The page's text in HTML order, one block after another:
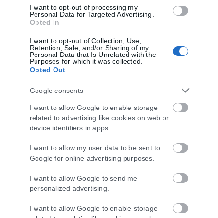
I want to opt-out of processing my
Personal Data for Targeted Advertising.
Opted In
I want to opt-out of Collection, Use,
Retention, Sale, and/or Sharing of my
Personal Data that Is Unrelated with the
Purposes for which it was collected.
Opted Out
Google consents
I want to allow Google to enable storage
related to advertising like cookies on web or
device identifiers in apps.
I want to allow my user data to be sent to
Google for online advertising purposes.
I want to allow Google to send me
personalized advertising.
I want to allow Google to enable storage
Ταυτόχρονα, επέρχεται σημαντική αύξηση των συντελεστών
έκπτωσης του φόρου των φυσικών προσώπων για τη μικρομεσαία
ιδιοκτησία.
Συγκεκριμένα η έκπτωση διαμορφώνεται σε 30% για περιουσία έως
100.000 ευρώ, αντί για περιουσία έως 60.000 ευρώ που ισχύει
σήμερα, και σε 25% για περιουσία πάνω από 100.000 ευρώ και μέχρι
150.000 ευρώ, αντί για 20% που ισχύει σήμερα.
Μόνο μέσα από την τελευταία παρέμβαση, ωφελούνται επιπλέον
1.100.000 φορολογούμενοι πολίτες.
Παραθέτω ορισμένα παραδείγματα, για να αντιληφθούν όλοι την
πραγματικότητα αλλά και το ουσιαστικό μέγεθος της νέας μείωσης
Πρώτο παράδειγμα
ου